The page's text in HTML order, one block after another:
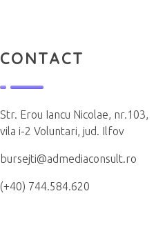
CONTACT
Str. Erou Iancu Nicolae, nr.103,
vila i-2 Voluntari, jud. Ilfov
bursejti@admediaconsult.ro
(+40) 744.584.620